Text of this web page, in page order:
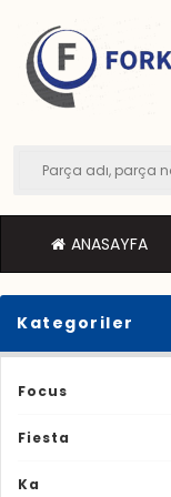
ANASAYFA
Kategoriler
Focus
Fiesta
Ka